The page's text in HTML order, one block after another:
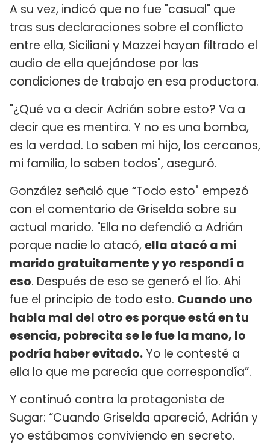
A su vez, indicó que no fue "casual" que
tras sus declaraciones sobre el conflicto
entre ella, Siciliani y Mazzei hayan filtrado el
audio de ella quejándose por las
condiciones de trabajo en esa productora.
"¿Qué va a decir Adrián sobre esto? Va a
decir que es mentira. Y no es una bomba,
es la verdad. Lo saben mi hijo, los cercanos,
mi familia, lo saben todos", aseguró.
González señaló que “Todo esto" empezó
con el comentario de Griselda sobre su
actual marido. "Ella no defendió a Adrián
porque nadie lo atacó, ella atacó a mi
marido gratuitamente y yo respondí a
eso. Después de eso se generó el lío. Ahi
fue el principio de todo esto. Cuando uno
habla mal del otro es porque está en tu
esencia, pobrecita se le fue la mano, lo
podría haber evitado.Yo le contesté a
ella lo que me parecía que correspondía”.
Y continuó contra la protagonista de
Sugar: “Cuando Griselda apareció, Adrián y
yo estábamos conviviendo en secreto.